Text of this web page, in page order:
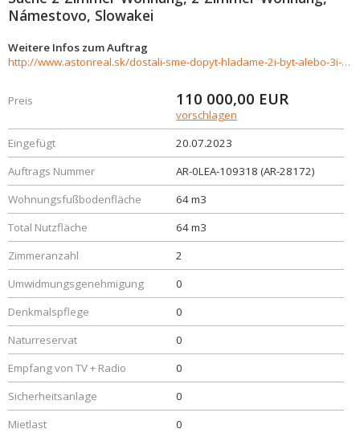
Námestovo, Slowakei
Weitere Infos zum Auftrag
http://www.astonreal.sk/dostali-sme-dopyt-hladame-2i-byt-alebo-3i-byt-do-110-000-namestovo-753162
Preis 110 000,00 EUR
vorschlagen
Eingefügt
20.07.2023
Auftrags Nummer
AR-0LEA-109318 (AR-28172)
Wohnungsfußbodenfläche
64 m3
Total Nutzfläche
64 m3
Zimmeranzahl
2
Umwidmungsgenehmigung
0
Denkmalspflege
0
Naturreservat
0
Empfang von TV + Radio
0
Sicherheitsanlage
0
Mietlast
0